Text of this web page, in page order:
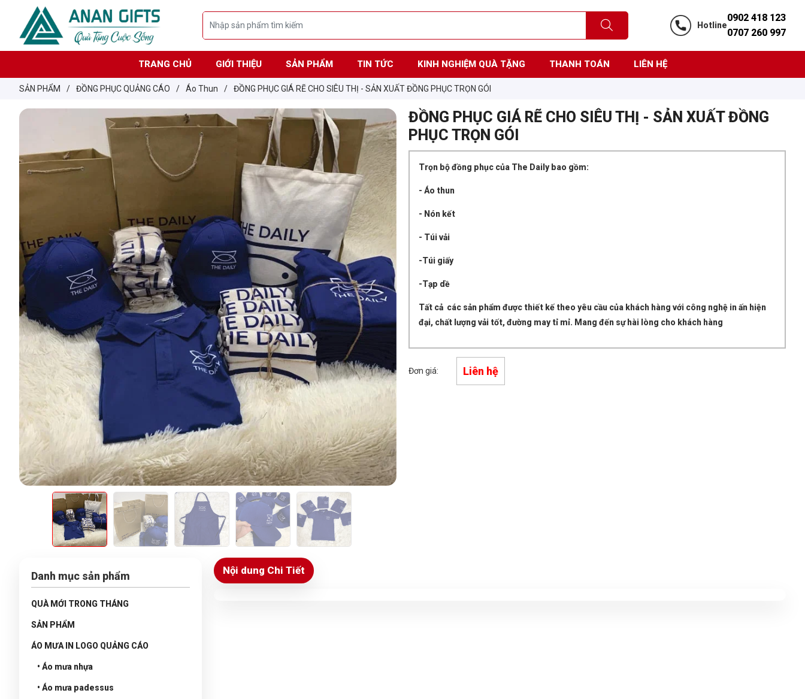
Hotline
0902 418 123
0707 260 997
TRANG CHỦ GIỚI THIỆU SẢN PHẨM TIN TỨC KINH NGHIỆM QUÀ TẶNG THANH TOÁN LIÊN HỆ
SẢN PHẨM / ĐỒNG PHỤC QUẢNG CÁO / Áo Thun / ĐỒNG PHỤC GIÁ RẼ CHO SIÊU THỊ - SẢN XUẤT ĐỒNG PHỤC TRỌN GÓI
ĐỒNG PHỤC GIÁ RẼ CHO SIÊU THỊ - SẢN XUẤT ĐỒNG
PHỤC TRỌN GÓI
Trọn bộ đồng phục của The Daily bao gồm:
- Áo thun
- Nón kết
- Túi vải
-Túi giấy
-Tạp dề
Tất cả các sản phẩm được thiết kế theo yêu cầu của khách hàng với công nghệ in ấn hiện
đại, chất lượng vải tốt, đường may tỉ mỉ. Mang đến sự hài lòng cho khách hàng
Đơn giá: Liên hệ
Danh mục sản phẩm
QUÀ MỚI TRONG THÁNG
SẢN PHẨM
ÁO MƯA IN LOGO QUẢNG CÁO
• Áo mưa nhựa
• Áo mưa padessus
Nội dung Chi Tiết